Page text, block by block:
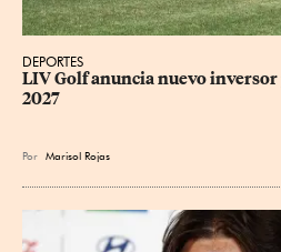
DEPORTES
LIV Golf anuncia nuevo
2027
Por Marisol Rojas